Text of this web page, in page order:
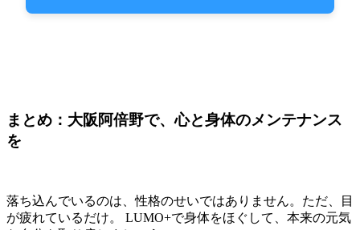
まとめ：大阪阿倍野で、心と身体のメンテナンス
を
落ち込んでいるのは、性格のせいではありません。ただ、目
が疲れているだけ。 LUMO+で身体をほぐして、本来の元気